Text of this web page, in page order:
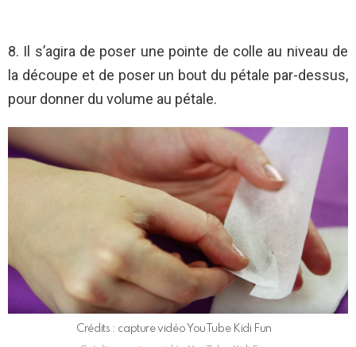
8. Il s’agira de poser une pointe de colle au niveau de
la découpe et de poser un bout du pétale par-dessus,
pour donner du volume au pétale.
Crédits : capture vidéo YouTube Kidi Fun